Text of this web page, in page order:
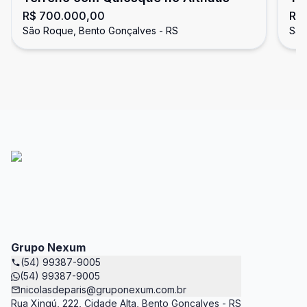
R$ 700.000,00
São Roque, Bento Gonçalves - RS
R$
Grupo Nexum
(54) 99387-9005
(54) 99387-9005
nicolasdeparis@gruponexum.com.br
Rua Xingú, 222, Cidade Alta, Bento Gonçalves - RS